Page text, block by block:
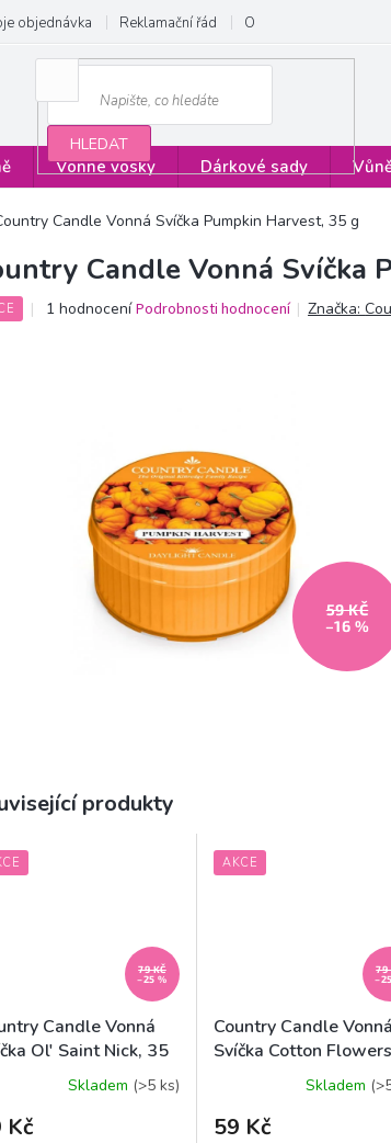
objednávka Reklamační řád Obchodní podmínky
HLEDAT
Vonné vosky Dárkové sady
Candle Vonná Svíčka Pumpkin Harvest, 35 g
Candle Vonná Svíčka
Průměrné
1 hodnocení Podrobnosti hodnocení Značka:
59 KČ
–16 %
produkty
79 KČ
–25 %
Candle Vonná
Ol' Saint Nick, 35
Skladem (>5 ks)
Kč
AKCE
79
Country Candle Vonná
Svíčka Cotton
Skladem
59 Kč